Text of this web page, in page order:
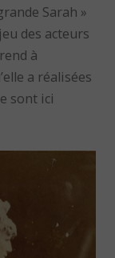
Sarah »
des acteurs
à
a réalisées
sont ici